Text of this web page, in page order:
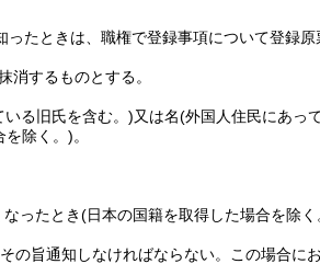
ったときは、職権で登録事項について登録原
消するものとする。
る旧氏を含む。)又は名(外国人住民にあっ
を除く。)。
ったとき(日本の国籍を取得した場合を除く
の旨通知しなければならない。
この場合に